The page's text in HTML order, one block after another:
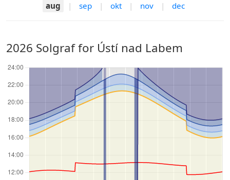
aug
| sep | okt | nov | dec
2026 Solgraf for Ústí nad Labem